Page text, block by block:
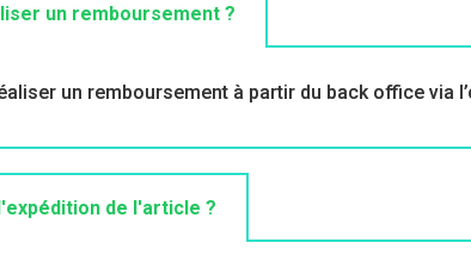
un remboursement ?
un remboursement à partir du back office via
de l'article ?